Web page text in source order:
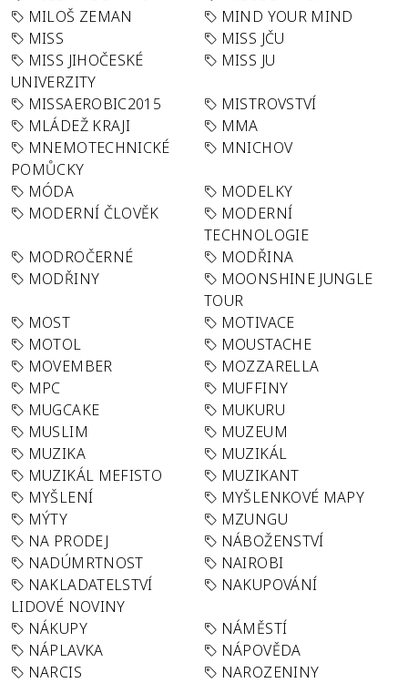
MILOŠ ZEMAN
MIND YOUR MIND
MISS
MISS JČU
MISS JIHOČESKÉ
UNIVERZITY
MISS JU
MISSAEROBIC2015
MISTROVSTVÍ
MLÁDEŽ KRAJI
MMA
MNEMOTECHNICKÉ
POMŮCKY
MNICHOV
MÓDA
MODELKY
MODERNÍ ČLOVĚK
MODERNÍ
TECHNOLOGIE
MODROČERNÉ
MODŘINA
MODŘINY
MOONSHINE JUNGLE
TOUR
MOST
MOTIVACE
MOTOL
MOUSTACHE
MOVEMBER
MOZZARELLA
MPC
MUFFINY
MUGCAKE
MUKURU
MUSLIM
MUZEUM
MUZIKA
MUZIKÁL
MUZIKÁL MEFISTO
MUZIKANT
MYŠLENÍ
MYŠLENKOVÉ MAPY
MÝTY
MZUNGU
NA PRODEJ
NÁBOŽENSTVÍ
NADÚMRTNOST
NAIROBI
NAKLADATELSTVÍ
LIDOVÉ NOVINY
NAKUPOVÁNÍ
NÁKUPY
NÁMĚSTÍ
NÁPLAVKA
NÁPOVĚDA
NARCIS
NAROZENINY